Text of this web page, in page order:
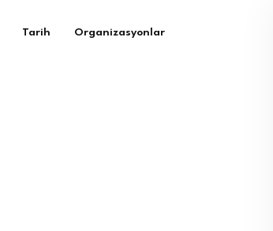
Tarih Organizasyonlar